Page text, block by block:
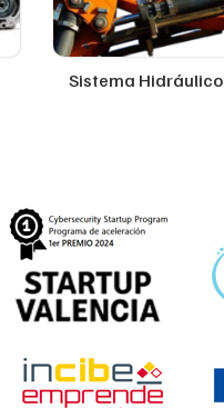
Sistema Hidráulico